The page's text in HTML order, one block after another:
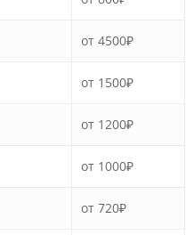
от 4500₽
от 1500₽
от 1200₽
от 1000₽
от 720₽